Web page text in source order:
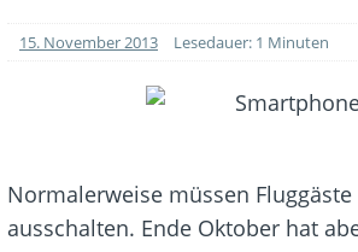
[ 22. Juli 2026 ]
WhatsApp
Wichtiges
[ 20. Juli 2026 ]
BKA zerschlägt
betroffen
15. November 2013 Lesedauer: 1 Minuten
Normalerweise müssen
ausschalten. Ende Oktober hat